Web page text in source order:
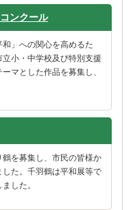
ンクール
」への関心を高めるた
小・中学校及び特別支援
マとした作品を募集し、
を募集し、市民の皆様か
た。千羽鶴は平和展等で
した。